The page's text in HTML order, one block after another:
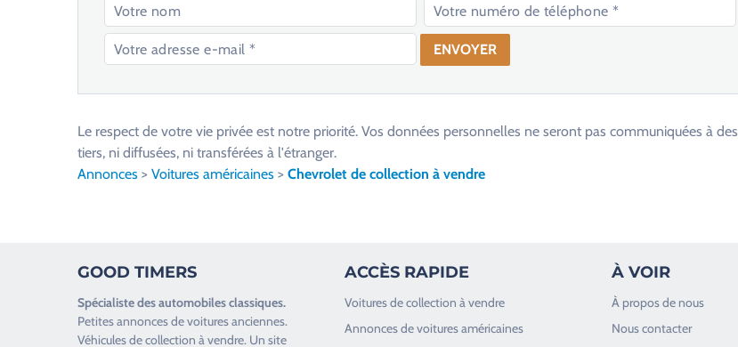
l
a
s
Le respect de votre vie privée est notre priorité. Vos données personnelles ne seront pas communiquées à des
tiers, ni diffusées, ni transférées à l'étranger.
Annonces > Voitures américaines > Chevrolet de collection à vendre
GOOD TIMERS
Spécialiste desautomobiles classiques.
Petites annonces devoitures anciennes.
Véhicules de collection à vendre. Un site
ACCÈS RAPIDE
Voitures de collection à vendre
Annonces de voitures américaines
À VOIR
À propos de nous
Nous contacter